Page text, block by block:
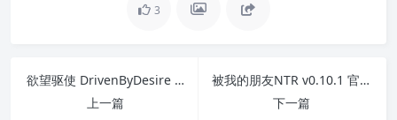
3
欲望驱使 DrivenByDesire 0.2.5 官方中文版 PC+安卓
上一篇
被我的朋友NTR v0.10.1 官方中文版 PC+安卓
下一篇